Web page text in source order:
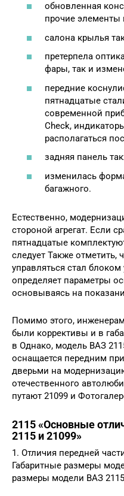
обновленная
прочие элементы
салона крылья
претерпела
фары, так и
передние
пятнадцатые
современной
Check,
располагаться
задняя панель
изменилась
багажного.
Естественно,
стороной агрегат. Если
пятнадцатые
следует Также отметить,
управляться стал
определяет параметры
основываясь на
Помимо этого,
были коррективы и в
в Однако, модель ВАЗ
оснащается передним
дверьми на
отечественного
путают 21099 и
2115 «Основные
2115 и 21099»
1. Отличия передней
Габаритные размеры
размеры модели ВАЗ 2115